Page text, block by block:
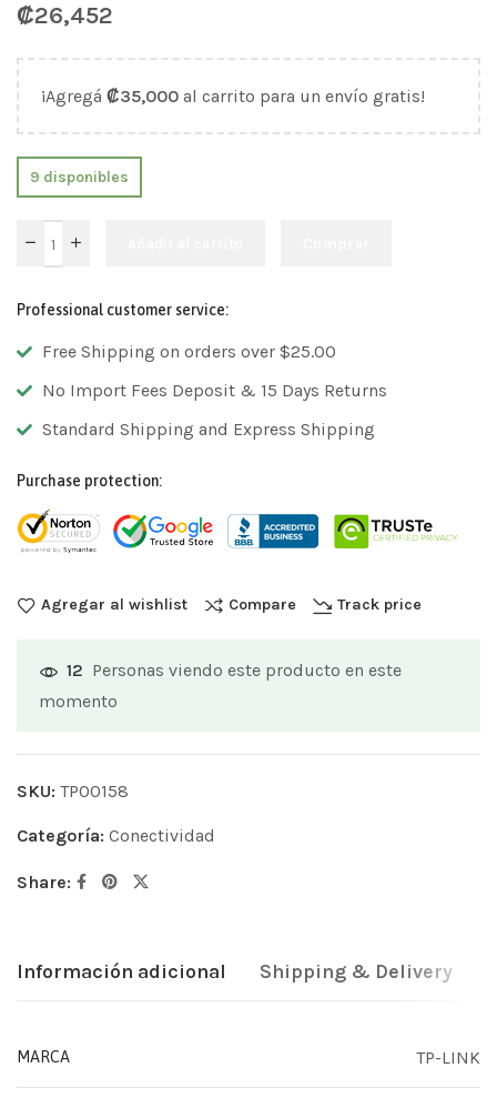
₡26,452
¡Agregá ₡35,000 al carrito para un envío gratis!
9 disponibles
Professional customer service:
Free Shipping on orders over $25.00
No Import Fees Deposit & 15 Days Returns
Standard Shipping and Express Shipping
Purchase protection:
Agregar al wishlist Compare Track price
12 Personas viendo este producto en este
momento
SKU: TP00158
Categoría: Conectividad
Share:
Información adicional Shipping & Delivery
MARCA TP-LINK